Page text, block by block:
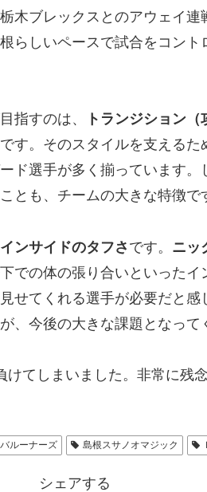
木ブレックスとのアウェイ連
らしいペースで試合をコン
指すのは、
トランジション
です。そのスタイルを支えるた
ド選手が多く揃っています
とも、チームの大きな特徴で
インサイドのタフさ です。 ニッ
での体の張り合いといったイ
せてくれる選手が必要だと
、今後の大きな課題となって
てしまいました。非常に残念
ルーナーズ 島根スサノオマジック
シェアする